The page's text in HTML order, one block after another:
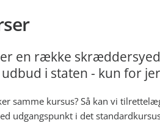
en række
i staten - kun for jer
samme kursus? Så kan vi
udgangspunkt i det